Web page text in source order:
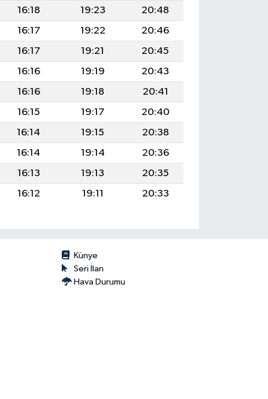
16:18 19:23
20:48
16:17 19:22
20:46
16:17 19:21
20:45
16:16 19:19
20:43
16:16 19:18
20:41
16:15 19:17
20:40
16:14 19:15
20:38
16:14 19:14
20:36
16:13 19:13
20:35
16:12 19:11 20:33
Künye
Seri İlan
Hava Durumu